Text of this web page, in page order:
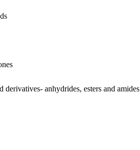
derivatives- anhydrides, esters and amides